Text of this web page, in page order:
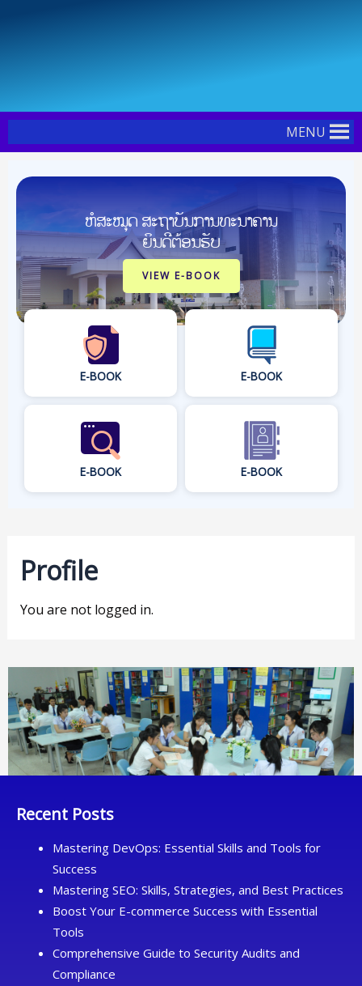
MENU
ຫໍສະໝຸດ ສະຖາບັນການທະນາຄານ
ຍິນດີຕ້ອນຮັບ
VIEW E-BOOK
E-BOOK E-BOOK
E-BOOK E-BOOK
Profile
You are not logged in.
Recent Posts
Mastering DevOps: Essential Skills and Tools for
Success
Mastering SEO: Skills, Strategies, and Best Practices
Boost Your E-commerce Success with Essential
Tools
Comprehensive Guide to Security Audits and
Compliance